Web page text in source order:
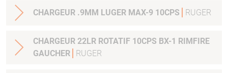
CHARGEUR .9MM LUGER MAX-9 10CPS RUGER
CHARGEUR 22LR ROTATIF 10CPS BX-1 RIMFIRE
GAUCHER
RUGER